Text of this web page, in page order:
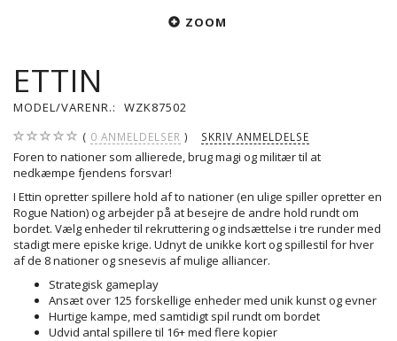
ZOOM
ETTIN
MODEL/VARENR.: WZK87502
0 ANMELDELSER SKRIV ANMELDELSE
Foren to nationer som allierede, brug magi og militær til at
nedkæmpe fjendens forsvar!
I Ettin opretter spillere hold af to nationer (en ulige spiller opretter en
Rogue Nation) og arbejder på at besejre de andre hold rundt om
bordet. Vælg enheder til rekruttering og indsættelse i tre runder med
stadigt mere episke krige. Udnyt de unikke kort og spillestil for hver
af de 8 nationer og snesevis af mulige alliancer.
Strategisk gameplay
Ansæt over 125 forskellige enheder med unik kunst og evner
Hurtige kampe, med samtidigt spil rundt om bordet
Udvid antal spillere til 16+ med flere kopier